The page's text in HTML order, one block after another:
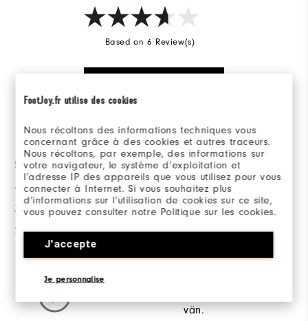
FootJoy.fr utilise des cookies
Nous récoltons des informations techniques vous
concernant grâce à des cookies et autres traceurs.
Nous récoltons, par exemple, des informations sur
votre navigateur, le système d’exploitation et
l’adresse IP des appareils que vous utilisez pour vous
connecter à Internet. Si vous souhaitez plus
d’informations sur l’utilisation de cookies sur ce site,
vous pouvez consulter notre Politique sur les cookies.
J'accepte
Je personnalise
Based on 6 Review(s)
Betygsfördelning
5 stjärnor
4 stjärnor
3 stjärnor
2 stjärnor
83%
vän.